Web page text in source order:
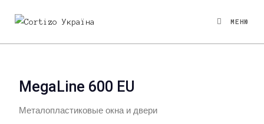
МЕНЮ
MegaLine 600 EU
Металопластиковые окна и двери